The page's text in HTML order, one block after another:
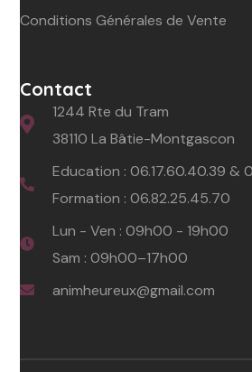
Conditions Générales de Vente
Contact
1244 Rte du Tram
38110 La Bâtie-Montgascon
Education :06.17.60.40.39 &
Formation :06.82.25.45.70
Lun - Ven : 09h00 - 19h00
Sam : 09h00–17h00
animheureux@gmail.com